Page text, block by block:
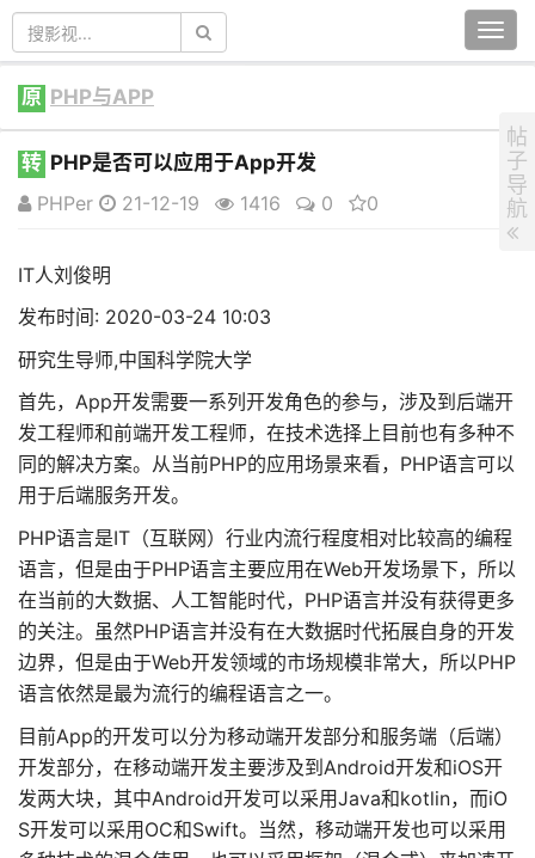
原 PHP与APP
转 PHP是否可以应用于App开发
PHPer
21-12-19 1416 0 0
IT人刘俊明
发布时间: 2020-03-24 10:03
研究生导师,中国科学院大学
首先，App开发需要一系列开发角色的参与，涉及到后端开
发工程师和前端开发工程师，在技术选择上目前也有多种不
同的解决方案。从当前PHP的应用场景来看，PHP语言可以
用于后端服务开发。
PHP语言是IT（互联网）行业内流行程度相对比较高的编程
语言，但是由于PHP语言主要应用在Web开发场景下，所以
在当前的大数据、人工智能时代，PHP语言并没有获得更多
的关注。虽然PHP语言并没有在大数据时代拓展自身的开发
边界，但是由于Web开发领域的市场规模非常大，所以PHP
语言依然是最为流行的编程语言之一。
目前App的开发可以分为移动端开发部分和服务端（后端）
开发部分，在移动端开发主要涉及到Android开发和iOS开
发两大块，其中Android开发可以采用Java和kotlin，而iO
S开发可以采用OC和Swift。当然，移动端开发也可以采用
帖
子
导
航